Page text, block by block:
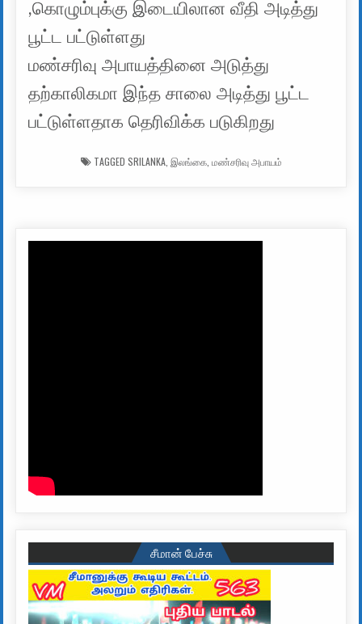
,கொழும்புக்கு இடையிலான வீதி அடித்து
பூட்ட பட்டுள்ளது
மண்சரிவு அபாயத்தினை அடுத்து
தற்காலிகமா இந்த சாலை அடித்து பூட்ட
பட்டுள்ளதாக தெரிவிக்க படுகிறது
TAGGED SRILANKA, இலங்கை, மண்சரிவு அபாயம்
சீமான் பேச்சு